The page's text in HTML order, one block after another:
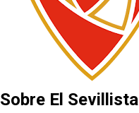
Sobre El Sevillista